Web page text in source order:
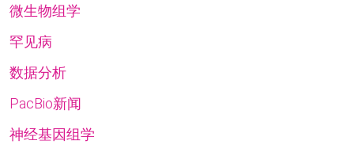
微生物组学
罕见病
数据分析
PacBio新闻
神经基因组学